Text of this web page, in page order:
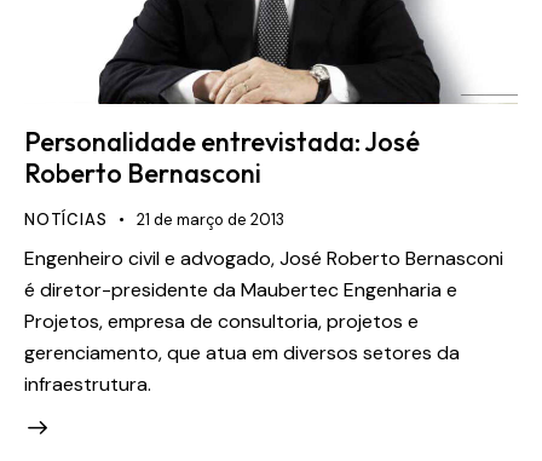
Personalidade entrevistada: José
Roberto Bernasconi
NOTÍCIAS 21 de março de 2013
Engenheiro civil e advogado, José Roberto Bernasconi
é diretor-presidente da Maubertec Engenharia e
Projetos, empresa de consultoria, projetos e
gerenciamento, que atua em diversos setores da
infraestrutura.